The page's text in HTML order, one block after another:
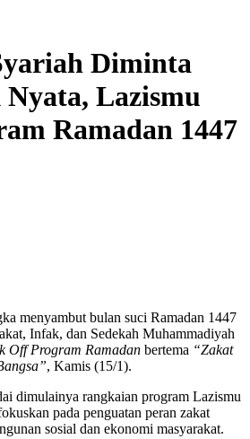
Diminta
Lazismu
Ramadan 1447
menyambut bulan suci Ramadan 1447
Infak, dan Sedekah Muhammadiyah
Off Program Ramadan bertema “Zakat
, Kamis (15/1).
dimulainya rangkaian program Lazismu
pada penguatan peran zakat
sosial dan ekonomi masyarakat.